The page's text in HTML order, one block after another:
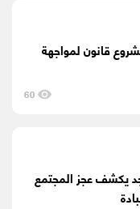
قانون لمواجهة
60
يكشف عجز المجتمع